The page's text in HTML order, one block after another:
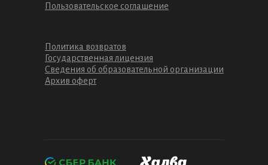
Пользовательское соглашение
Политика возвратов
Государственная лицензия
Сведения об образовательной организации
Архив оферт